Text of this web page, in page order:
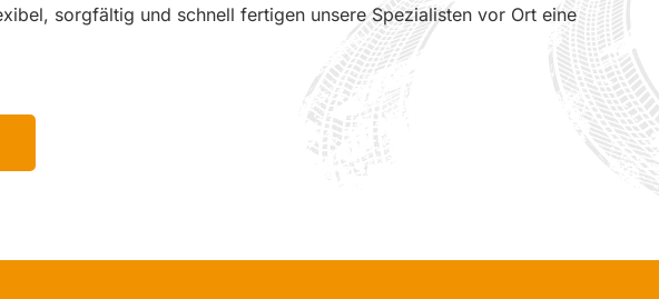
sorgfältig und schnell fertigen unsere Spezialisten vor Ort eine